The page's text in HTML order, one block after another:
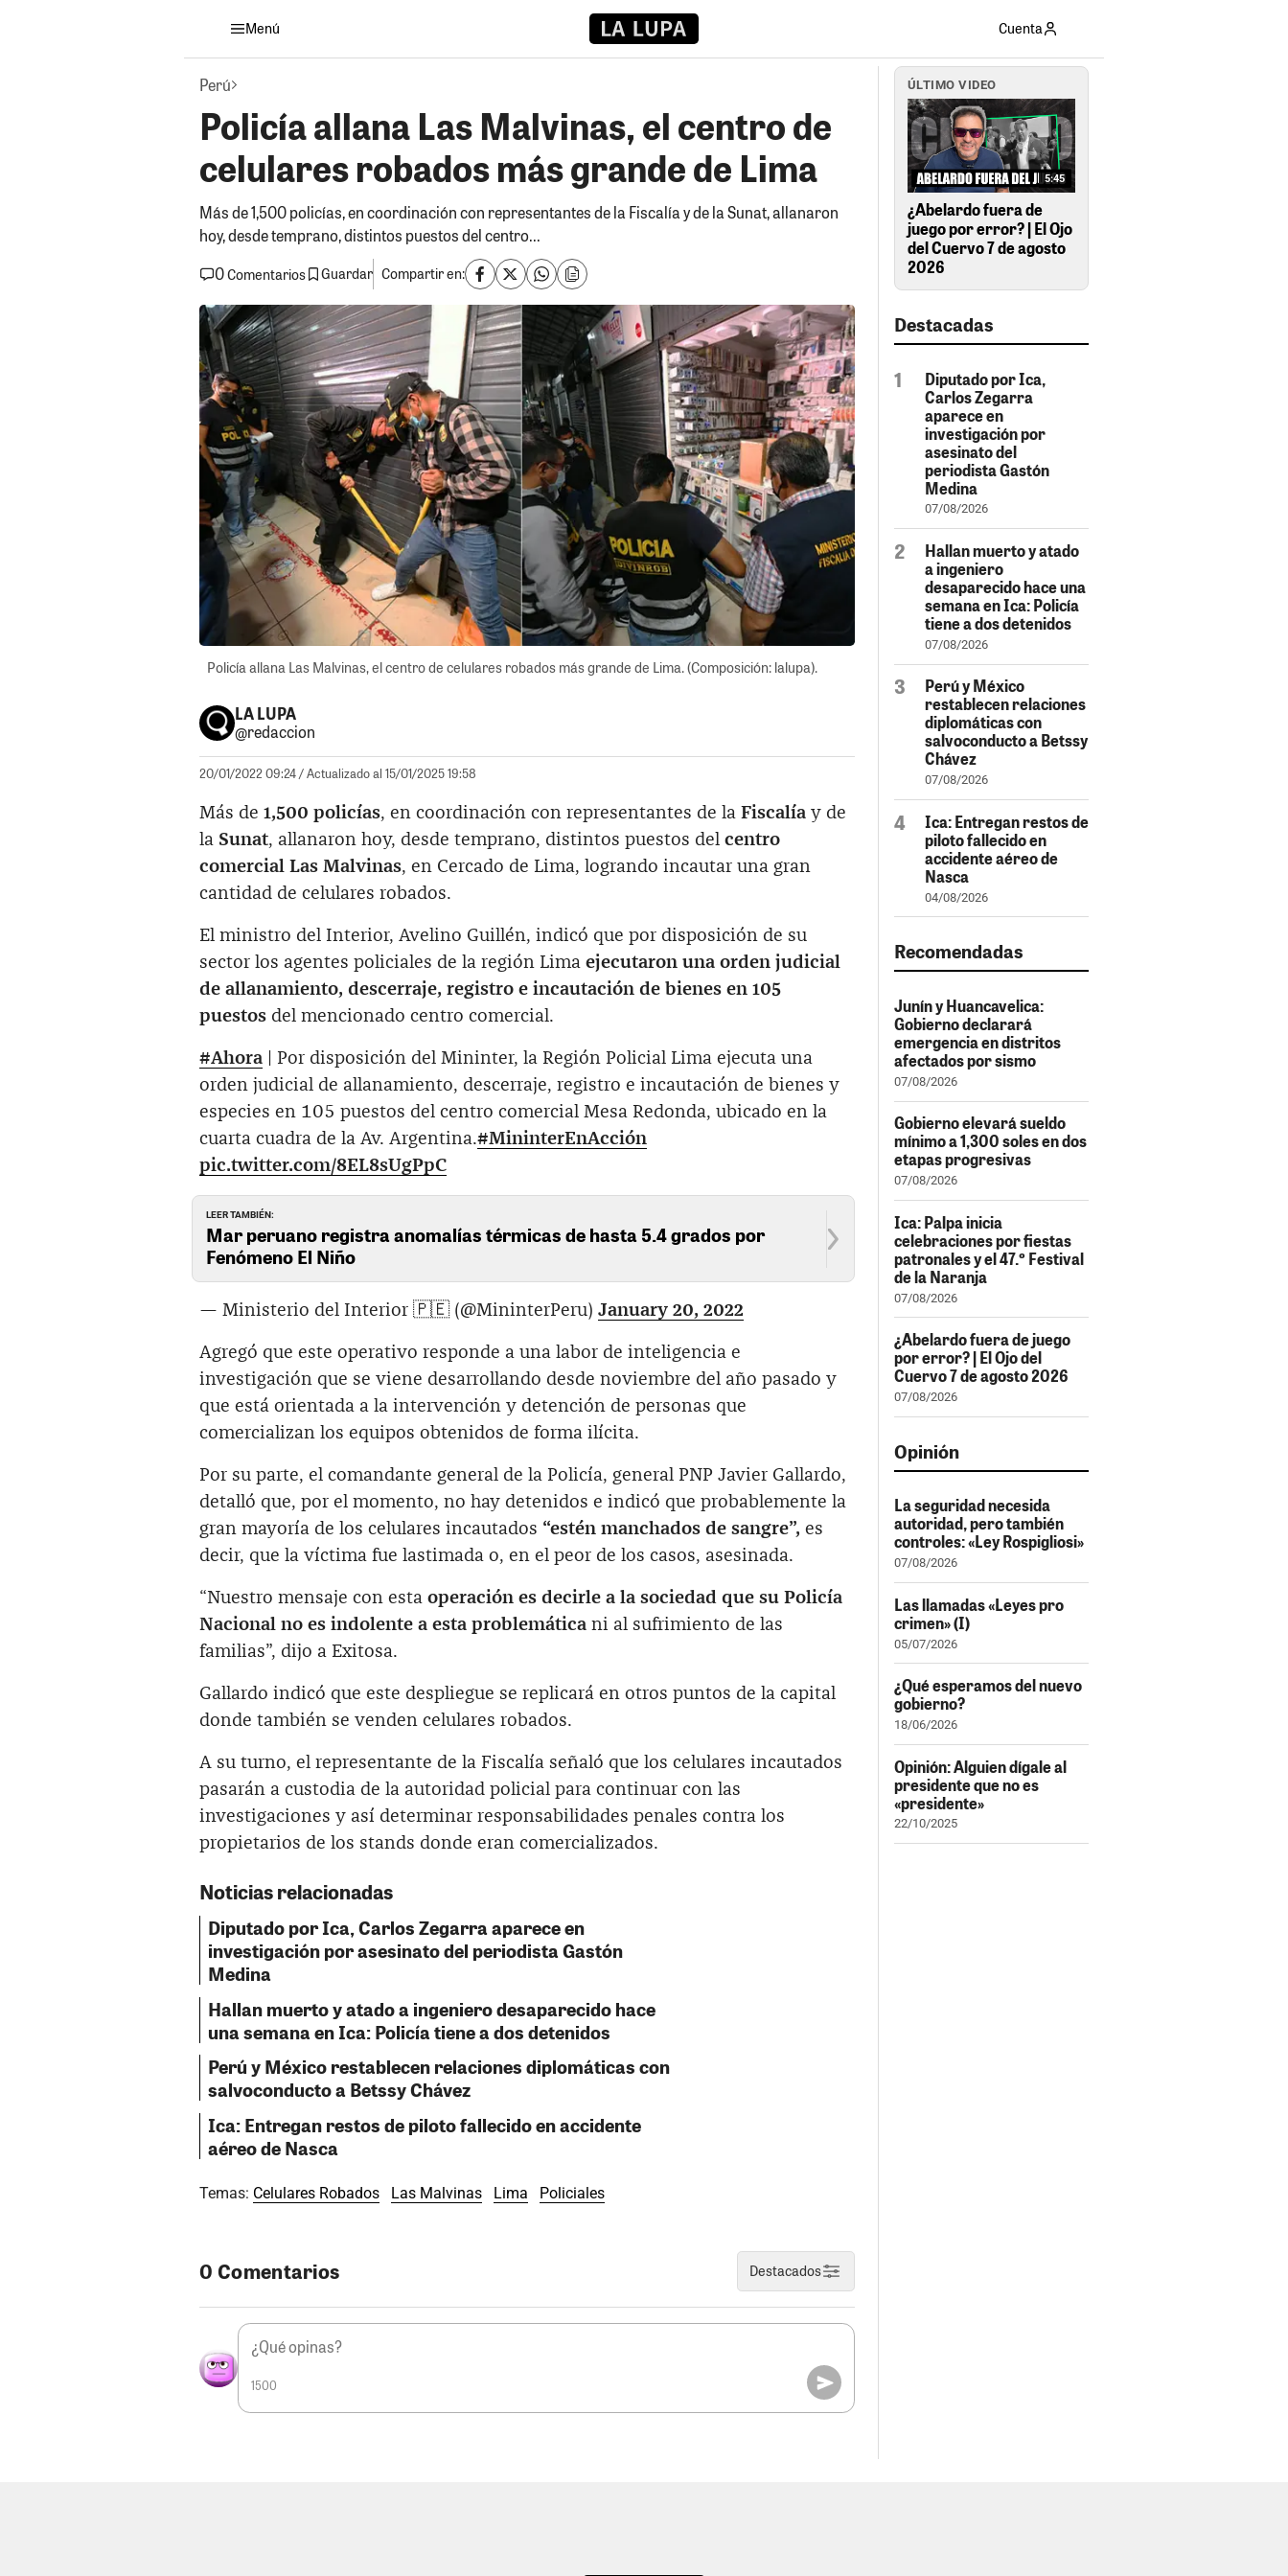
Menú Cuenta
Perú
Policía allana Las Malvinas, el centro de
celulares robados más grande de Lima
Más de 1,500 policías, en coordinación con representantes de la Fiscalía y de la Sunat, allanaron
hoy, desde temprano, distintos puestos del centro...
0Comentarios Guardar Compartir en:
Policía allana Las Malvinas, el centro de celulares robados más grande de Lima. (Composición: lalupa).
LA LUPA
@redaccion
20/01/2022 09:24/ Actualizado al 15/01/2025 19:58
Más de 1,500 policías, en coordinación con representantes de la Fiscalía y de
la Sunat, allanaron hoy, desde temprano, distintos puestos del centro
comercial Las Malvinas, en Cercado de Lima, logrando incautar una gran
cantidad de celulares robados.
El ministro del Interior, Avelino Guillén, indicó que por disposición de su
sector los agentes policiales de la región Lima ejecutaron una orden judicial
de allanamiento, descerraje, registro e incautación de bienes en 105
puestos del mencionado centro comercial.
#Ahora | Por disposición del Mininter, la Región Policial Lima ejecuta una
orden judicial de allanamiento, descerraje, registro e incautación de bienes y
especies en 105 puestos del centro comercial Mesa Redonda, ubicado en la
cuarta cuadra de la Av. Argentina.#MininterEnAcción
pic.twitter.com/8EL8sUgPpC
LEER TAMBIÉN:
Mar peruano registra anomalías térmicas de hasta 5.4 grados por
Fenómeno El Niño
— Ministerio del Interior 🇵🇪 (@MininterPeru) January 20, 2022
Agregó que este operativo responde a una labor de inteligencia e
investigación que se viene desarrollando desde noviembre del año pasado y
que está orientada a la intervención y detención de personas que
comercializan los equipos obtenidos de forma ilícita.
Por su parte, el comandante general de la Policía, general PNP Javier Gallardo,
detalló que, por el momento, no hay detenidos e indicó que probablemente la
gran mayoría de los celulares incautados “estén manchados de sangre”, es
decir, que la víctima fue lastimada o, en el peor de los casos, asesinada.
“Nuestro mensaje con esta operación es decirle a la sociedad que su Policía
Nacional no es indolente a esta problemática ni al sufrimiento de las
familias”, dijo a Exitosa.
Gallardo indicó que este despliegue se replicará en otros puntos de la capital
donde también se venden celulares robados.
A su turno, el representante de la Fiscalía señaló que los celulares incautados
pasarán a custodia de la autoridad policial para continuar con las
investigaciones y así determinar responsabilidades penales contra los
propietarios de los stands donde eran comercializados.
Noticias relacionadas
Diputado por Ica, Carlos Zegarra aparece en
investigación por asesinato del periodista Gastón
Medina
Hallan muerto y atado a ingeniero desaparecido hace
una semana en Ica: Policía tiene a dos detenidos
Perú y México restablecen relaciones diplomáticas con
salvoconducto a Betssy Chávez
Ica: Entregan restos de piloto fallecido en accidente
aéreo de Nasca
Temas: Celulares Robados Las Malvinas Lima Policiales
0 Comentarios Destacados
1500
ÚLTIMO VIDEO
5:45
¿Abelardo fuera de
juego por error? | El Ojo
del Cuervo 7 de agosto
2026
Destacadas
Diputado por Ica,
Carlos Zegarra
aparece en
investigación por
asesinato del
periodista Gastón
Medina
07/08/2026
Hallan muerto y atado
a ingeniero
desaparecido hace una
semana en Ica: Policía
tiene a dos detenidos
07/08/2026
Perú y México
restablecen relaciones
diplomáticas con
salvoconducto a Betssy
Chávez
07/08/2026
Ica: Entregan restos de
piloto fallecido en
accidente aéreo de
Nasca
04/08/2026
Recomendadas
Junín y Huancavelica:
Gobierno declarará
emergencia en distritos
afectados por sismo
07/08/2026
Gobierno elevará sueldo
mínimo a 1,300 soles en dos
etapas progresivas
07/08/2026
Ica: Palpa inicia
celebraciones por fiestas
patronales y el 47.º Festival
de la Naranja
07/08/2026
¿Abelardo fuera de juego
por error? | El Ojo del
Cuervo 7 de agosto 2026
07/08/2026
Opinión
La seguridad necesida
autoridad, pero también
controles: «Ley Rospigliosi»
07/08/2026
Las llamadas «Leyes pro
crimen» (I)
05/07/2026
¿Qué esperamos del nuevo
gobierno?
18/06/2026
Opinión: Alguien dígale al
presidente que no es
«presidente»
22/10/2025